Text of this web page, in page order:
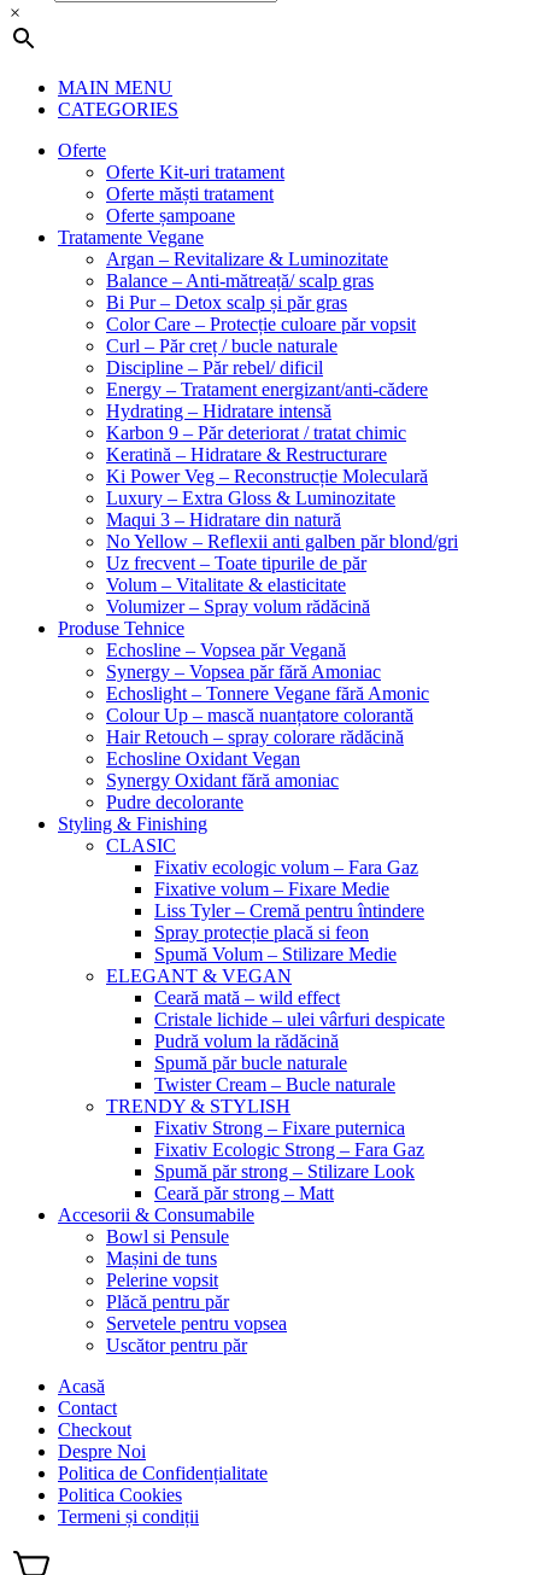
×
MAIN MENU
CATEGORIES
Oferte
Oferte Kit-uri tratament
Oferte măști tratament
Oferte șampoane
Tratamente Vegane
Argan – Revitalizare & Luminozitate
Balance – Anti-mătreață/ scalp gras
Bi Pur – Detox scalp și păr gras
Color Care – Protecție culoare păr vopsit
Curl – Păr creț / bucle naturale
Discipline – Păr rebel/ dificil
Energy – Tratament energizant/anti-cădere
Hydrating – Hidratare intensă
Karbon 9 – Păr deteriorat / tratat chimic
Keratină – Hidratare & Restructurare
Ki Power Veg – Reconstrucție Moleculară
Luxury – Extra Gloss & Luminozitate
Maqui 3 – Hidratare din natură
No Yellow – Reflexii anti galben păr blond/gri
Uz frecvent – Toate tipurile de păr
Volum – Vitalitate & elasticitate
Volumizer – Spray volum rădăcină
Produse Tehnice
Echosline – Vopsea păr Vegană
Synergy – Vopsea păr fără Amoniac
Echoslight – Tonnere Vegane fără Amonic
Colour Up – mască nuanțatore colorantă
Hair Retouch – spray colorare rădăcină
Echosline Oxidant Vegan
Synergy Oxidant fără amoniac
Pudre decolorante
Styling & Finishing
CLASIC
Fixativ ecologic volum – Fara Gaz
Fixative volum – Fixare Medie
Liss Tyler – Cremă pentru întindere
Spray protecție placă si feon
Spumă Volum – Stilizare Medie
ELEGANT & VEGAN
Ceară mată – wild effect
Cristale lichide – ulei vârfuri despicate
Pudră volum la rădăcină
Spumă păr bucle naturale
Twister Cream – Bucle naturale
TRENDY & STYLISH
Fixativ Strong – Fixare puternica
Fixativ Ecologic Strong – Fara Gaz
Spumă păr strong – Stilizare Look
Ceară păr strong – Matt
Accesorii & Consumabile
Bowl si Pensule
Mașini de tuns
Pelerine vopsit
Plăcă pentru păr
Servetele pentru vopsea
Uscător pentru păr
Acasă
Contact
Checkout
Despre Noi
Politica de Confidențialitate
Politica Cookies
Termeni și condiții